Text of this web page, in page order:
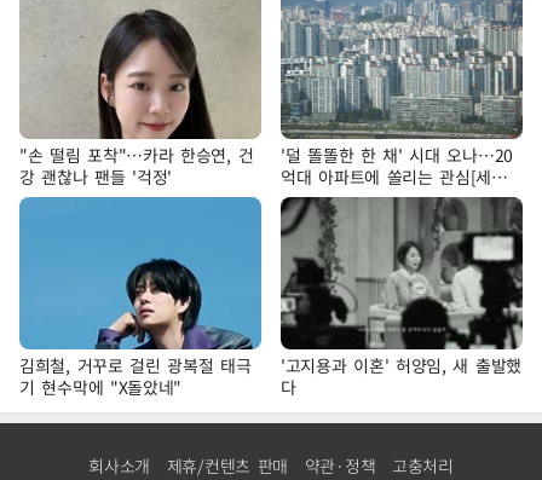
"손 떨림 포착"…카라 한승연, 건
강 괜찮나 팬들 '걱정'
'덜 똘똘한 한 채' 시대 오나…20
억대 아파트에 쏠리는 관심[세제
개편, 그 이후②]
김희철, 거꾸로 걸린 광복절 태극
기 현수막에 "X돌았네"
'고지용과 이혼' 허양임, 새 출발했
다
회사소개 제휴/컨텐츠 판매 약관·정책 고충처리